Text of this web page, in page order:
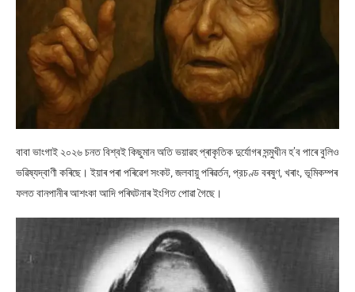
বাবা ভাংগাই ২০২৬ চনত বিশ্বই কিছুমান অতি ভয়াৱহ প্ৰাকৃতিক দুৰ্যোগৰ সন্মুখীন হ’ব পাৰে বুলিও
ভৱিষ্যদ্বাণী কৰিছে। ইয়াৰ পৰা পৰিৱেশ সংকট, জলবায়ু পৰিৱৰ্তন, প্রচণ্ড বৰষুণ, খৰাং, ভূমিকম্পৰ
ফলত বানপানীৰ আশংকা আদি পৰিঘটনাৰ ইংগিত পোৱা গৈছে।